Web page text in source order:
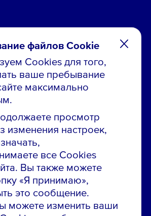
файлов Cookie
Cookies для того,
ваше пребывание
максимально
просмотр
изменения настроек,
все Cookies
Вы также можете
«Я принимаю»,
это сообщение.
можете изменить ваши
по вакансиям?
центр:
на сайте
никель»
материалов сайта
запрещено.
123112, г. Москва, 1-й
проезд., д. 15